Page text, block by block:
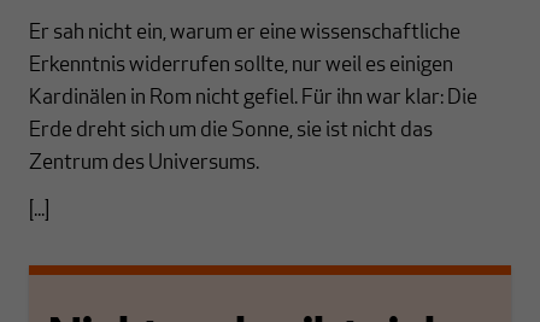
Er sah nicht ein, warum er eine wissenschaftliche
Erkenntnis widerrufen sollte, nur weil es einigen
Kardinälen in Rom nicht gefiel. Für ihn war klar: Die
Erde dreht sich um die Sonne, sie ist nicht das
Zentrum des Universums.
[...]